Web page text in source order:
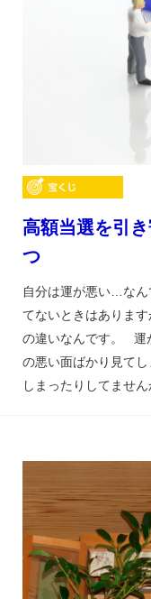
高額当選を引
つ
自分は運が悪い…な
てないときはありま
の違いなんです。 運
の悪い面ばかり見て
しまったりしてませ